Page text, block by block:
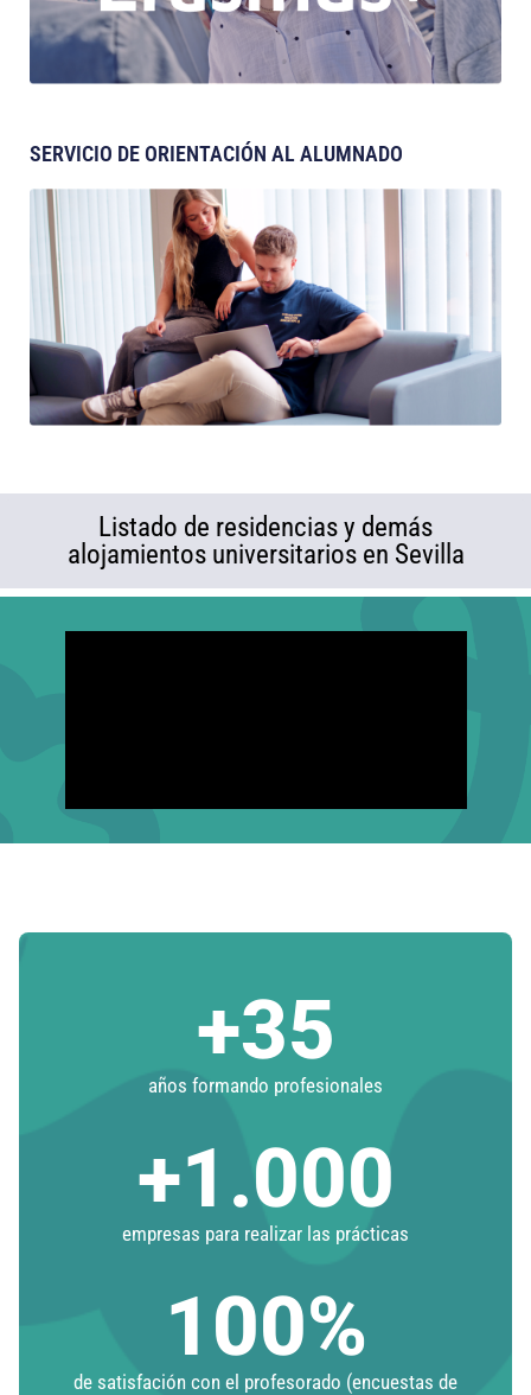
SERVICIO DE ORIENTACIÓN AL ALUMNADO
Listado de residencias y demás
alojamientos universitarios en Sevilla
años formando profesionales
+35
empresas para realizar las prácticas
+1.000
de satisfación con el profesorado (encuestas de
100%